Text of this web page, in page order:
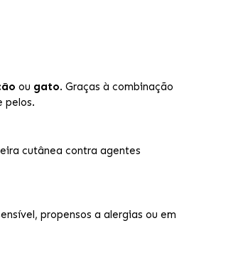
ou gato. Graças à combinação
pelos.
cutânea contra agentes
propensos a alergias ou em